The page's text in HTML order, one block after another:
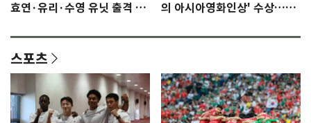
효연·유리·수영 유닛 출격 [N
의 아시아영화인상' 수상…15
스포츠